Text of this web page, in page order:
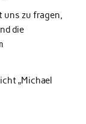
zu fragen,
die
„Michael